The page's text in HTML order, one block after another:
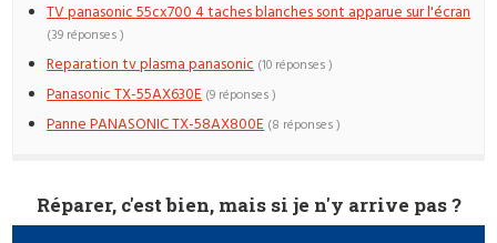
TV panasonic 55cx700 4 taches blanches sont apparue sur l'écran
(39 réponses )
Reparation tv plasma panasonic (10 réponses )
Panasonic TX-55AX630E (9 réponses )
Panne PANASONIC TX-58AX800E (8 réponses )
Réparer, c'est bien, mais si je n'y arrive pas ?